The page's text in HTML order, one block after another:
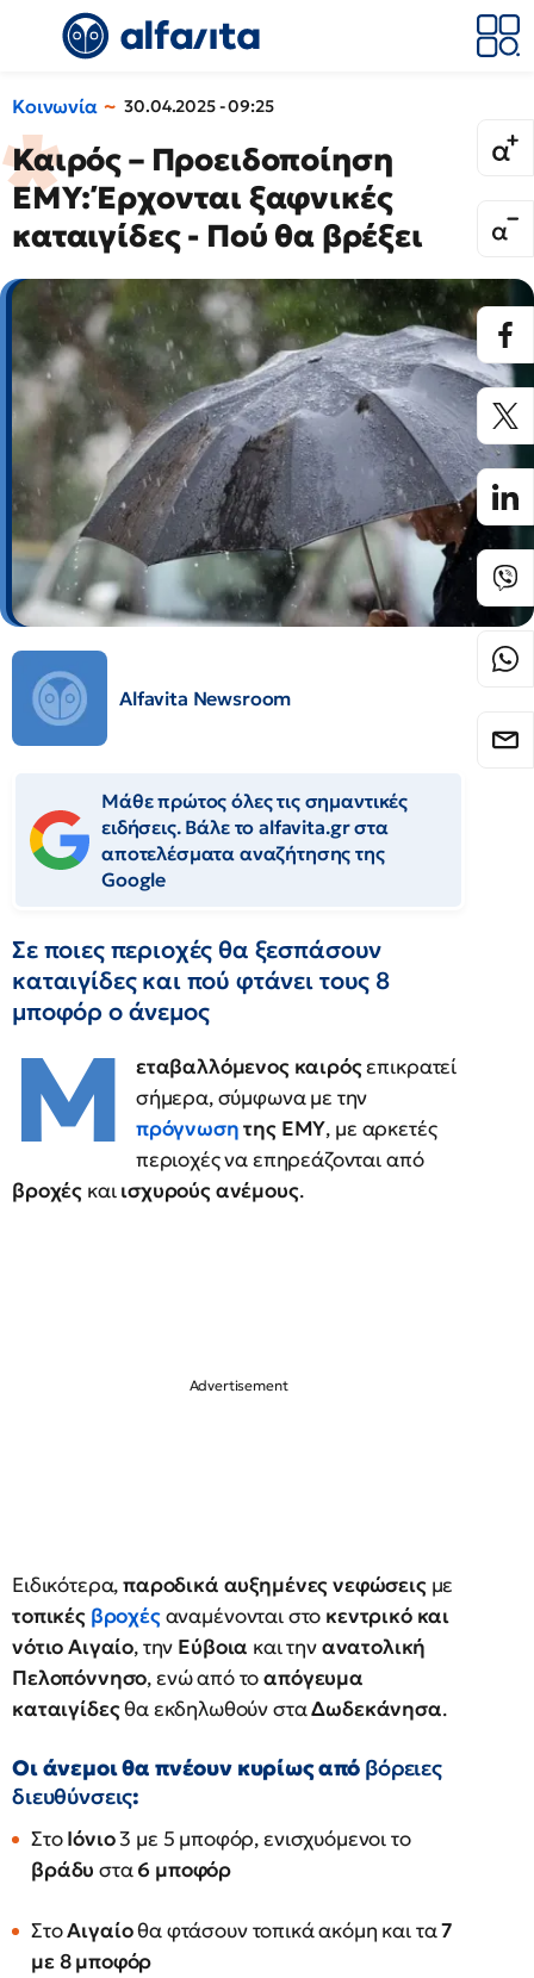
Κοινωνία 30.04.2025 - 09:25
Καιρός – Προειδοποίηση
ΕΜΥ: Έρχονται ξαφνικές
καταιγίδες - Πού θα βρέξει
Alfavita Newsroom
Μάθε πρώτος όλες τις σημαντικές
ειδήσεις. Βάλε το alfavita.gr στα
αποτελέσματα αναζήτησης της
Google
Σε ποιες περιοχές θα ξεσπάσουν
καταιγίδες και πού φτάνει τους 8
μποφόρ ο άνεμος
Μ εταβαλλόμενος καιρόςεπικρατεί
σήμερα, σύμφωνα με την
πρόγνωσητης ΕΜΥ, με αρκετές
περιοχές να επηρεάζονται από
βροχές καιισχυρούς ανέμους.
Ειδικότερα,παροδικά αυξημένες νεφώσειςμε
τοπικές βροχέςαναμένονται στο κεντρικό και
νότιο Αιγαίο, την Εύβοια και τηνανατολική
Πελοπόννησο, ενώ από τοαπόγευμα
καταιγίδεςθα εκδηλωθούν σταΔωδεκάνησα.
Οι άνεμοι θα πνέουν κυρίως από βόρειες
διευθύνσεις:
ΣτοΙόνιο3 με 5 μποφόρ, ενισχυόμενοι το
βράδυ στα6 μποφόρ
ΣτοΑιγαίοθα φτάσουν τοπικά ακόμη και τα7
με 8 μποφόρ